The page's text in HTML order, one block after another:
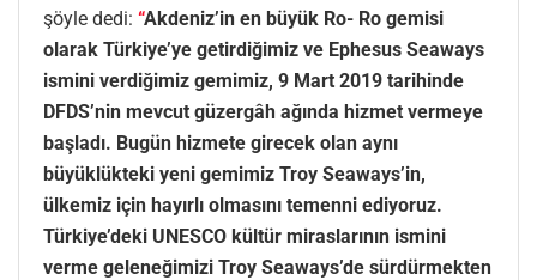
şöyle dedi: “Akdeniz’in en büyük Ro- Ro gemisi
olarak Türkiye’ye getirdiğimiz ve Ephesus Seaways
ismini verdiğimiz gemimiz, 9 Mart 2019 tarihinde
DFDS’nin mevcut güzergâh ağında hizmet vermeye
başladı. Bugün hizmete girecek olan aynı
büyüklükteki yeni gemimiz Troy Seaways’in,
ülkemiz için hayırlı olmasını temenni ediyoruz.
Türkiye’deki UNESCO kültür miraslarının ismini
verme geleneğimizi Troy Seaways’de sürdürmekten